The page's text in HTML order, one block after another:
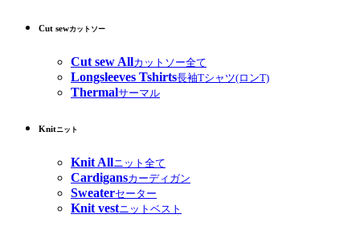
Cut sewカットソー
Cut sew Allカットソー全て
Longsleeves Tshirts長袖Tシャツ(ロンT)
Thermalサーマル
Knitニット
Knit Allニット全て
Cardigansカーディガン
Sweaterセーター
Knit vestニットベスト